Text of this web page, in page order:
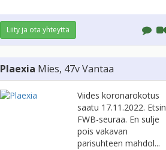
Liity ja ota yhteyttä
Plaexia Mies, 47vVantaa
Viides koronarokotus
saatu 17.11.2022. Etsin
FWB-seuraa. En sulje
pois vakavan
parisuhteen mahdol...